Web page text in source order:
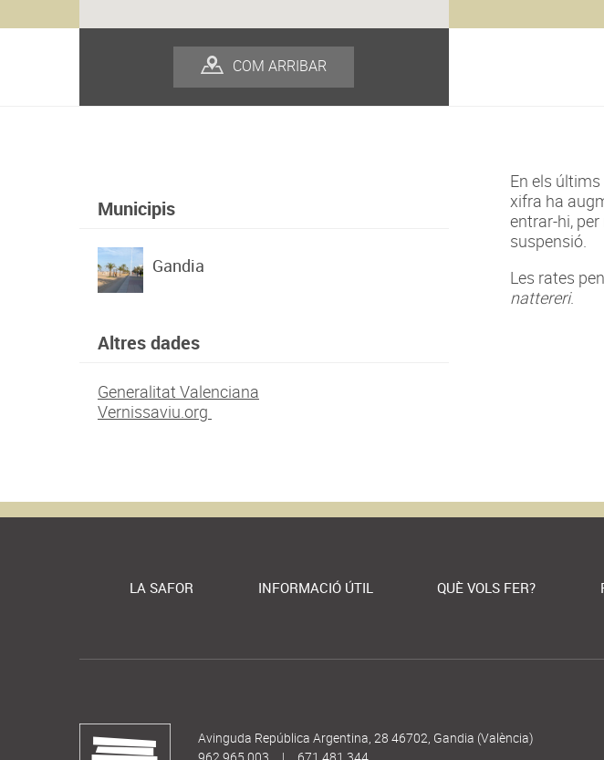
COM ARRIBAR
Municipis
Gandia
Altres dades
Generalitat Valenciana
Vernissaviu.org
En els
xifra ha
entrar-hi,
suspensió.
Les rates
nattereri.
LA SAFOR INFORMACIÓ ÚTIL QUÈ VOLS FER?
Avinguda República Argentina, 28 46702, Gandia (València)
962 965 003
| 671 481 344